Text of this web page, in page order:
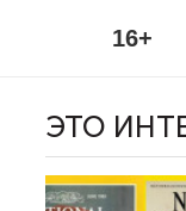
16+
ЭТО